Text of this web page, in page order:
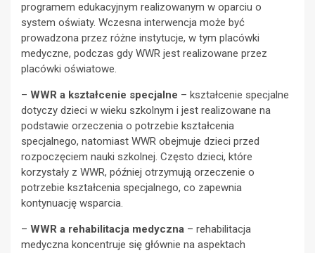
programem edukacyjnym realizowanym w oparciu o
system oświaty. Wczesna interwencja może być
prowadzona przez różne instytucje, w tym placówki
medyczne, podczas gdy WWR jest realizowane przez
placówki oświatowe.
– WWR a kształcenie specjalne – kształcenie specjalne
dotyczy dzieci w wieku szkolnym i jest realizowane na
podstawie orzeczenia o potrzebie kształcenia
specjalnego, natomiast WWR obejmuje dzieci przed
rozpoczęciem nauki szkolnej. Często dzieci, które
korzystały z WWR, później otrzymują orzeczenie o
potrzebie kształcenia specjalnego, co zapewnia
kontynuację wsparcia.
– WWR a rehabilitacja medyczna – rehabilitacja
medyczna koncentruje się głównie na aspektach